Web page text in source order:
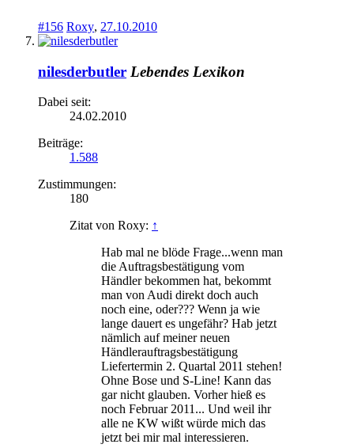
#156 Roxy, 27.10.2010
nilesderbutler Lebendes Lexikon
Dabei seit:
24.02.2010
Beiträge:
1.588
Zustimmungen:
180
Zitat von Roxy: ↑
Hab mal ne blöde Frage...wenn man
die Auftragsbestätigung vom
Händler bekommen hat, bekommt
man von Audi direkt doch auch
noch eine, oder??? Wenn ja wie
lange dauert es ungefähr? Hab jetzt
nämlich auf meiner neuen
Händlerauftragsbestätigung
Liefertermin 2. Quartal 2011 stehen!
Ohne Bose und S-Line! Kann das
gar nicht glauben. Vorher hieß es
noch Februar 2011... Und weil ihr
alle ne KW wißt würde mich das
jetzt bei mir mal interessieren.